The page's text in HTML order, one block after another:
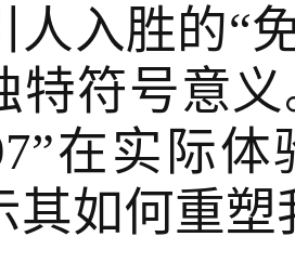
人入胜的“
特符号意
在实际
其如何重